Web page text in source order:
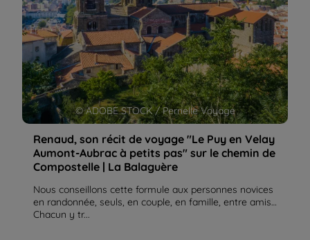
© ADOBE STOCK / Pernelle Voyage
Renaud, son récit de voyage "Le Puy en Velay
Aumont-Aubrac à petits pas" sur le chemin de
Compostelle | La Balaguère
Nous conseillons cette formule aux personnes novices
en randonnée, seuls, en couple, en famille, entre amis…
Chacun y tr...